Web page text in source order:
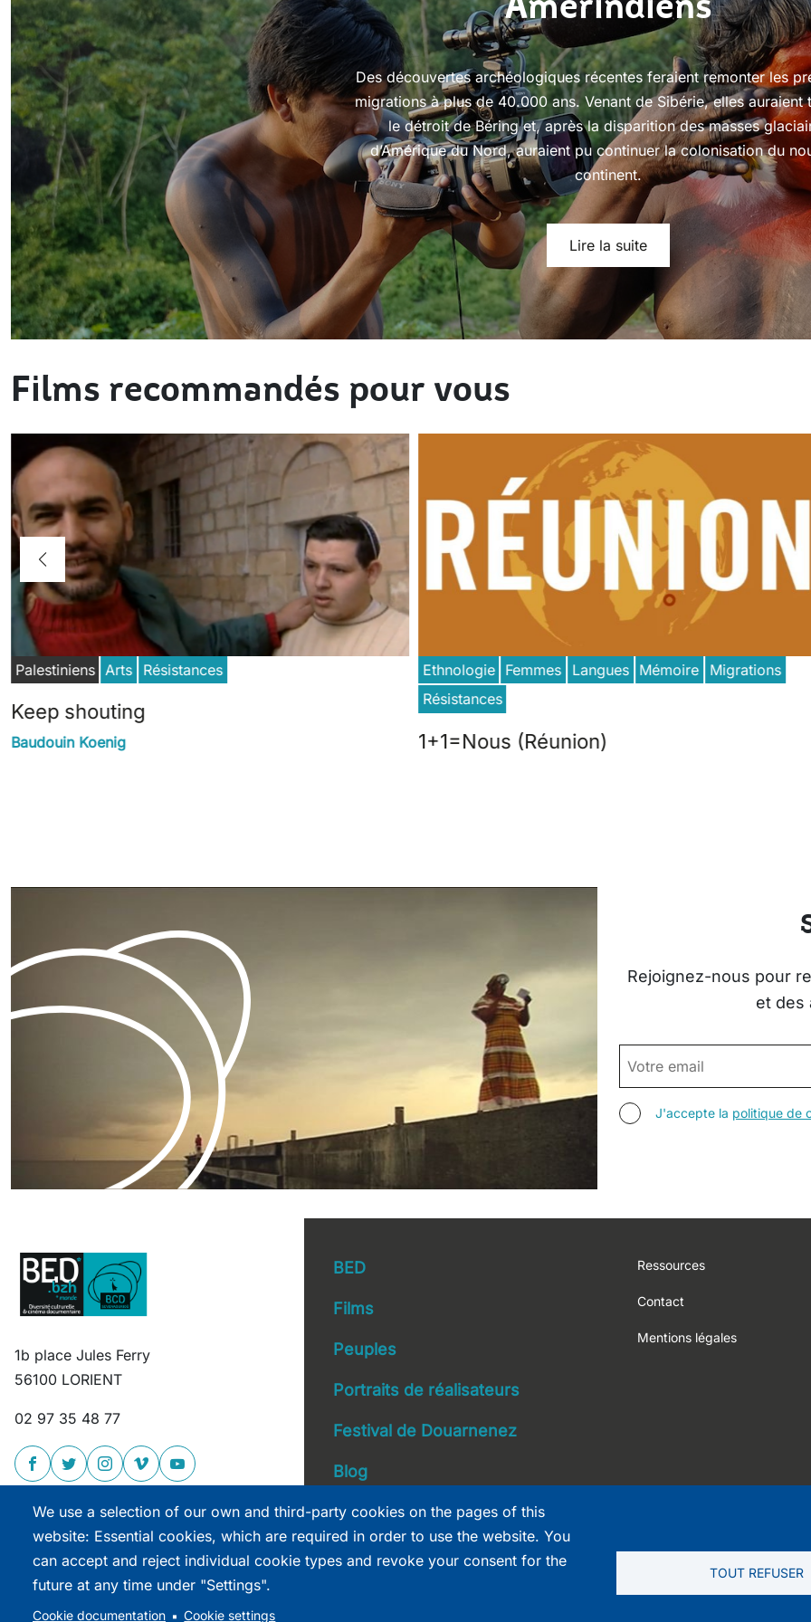
Des découvertes archéologiques récentes feraient remonter les
migrations à plus de 40.000 ans. Venant de Sibérie, elles auraient
le détroit de Béring et, après la disparition des masses
d’Amérique du Nord, auraient pu continuer la colonisation du
continent.
Lire la suite
Films recommandés pour vous
Palestiniens Arts Résistances
Keep shouting
Baudouin Koenig
Ethnologie Femmes Langues Mémoire
Migrations
Résistances
1+1=Nous (Réunion)
Rejoignez-nous pour
et des
EMAIL
AGREE TERMS
J'accepte la politique de
1b place Jules Ferry
56100 LORIENT
02 97 35 48 77
Main navigation
BED
Films
Peuples
Portraits de réalisateurs
Festival de Douarnenez
Blog
Footer
Ressources
Contact
Mentions légales
We use a selection of our own and third-party cookies on the pages of this
website: Essential cookies, which are required in order to use the website. You
can accept and reject individual cookie types and revoke your consent for the
future at any time under "Settings".
Cookie documentation Cookie settings
TOUT REFUSER